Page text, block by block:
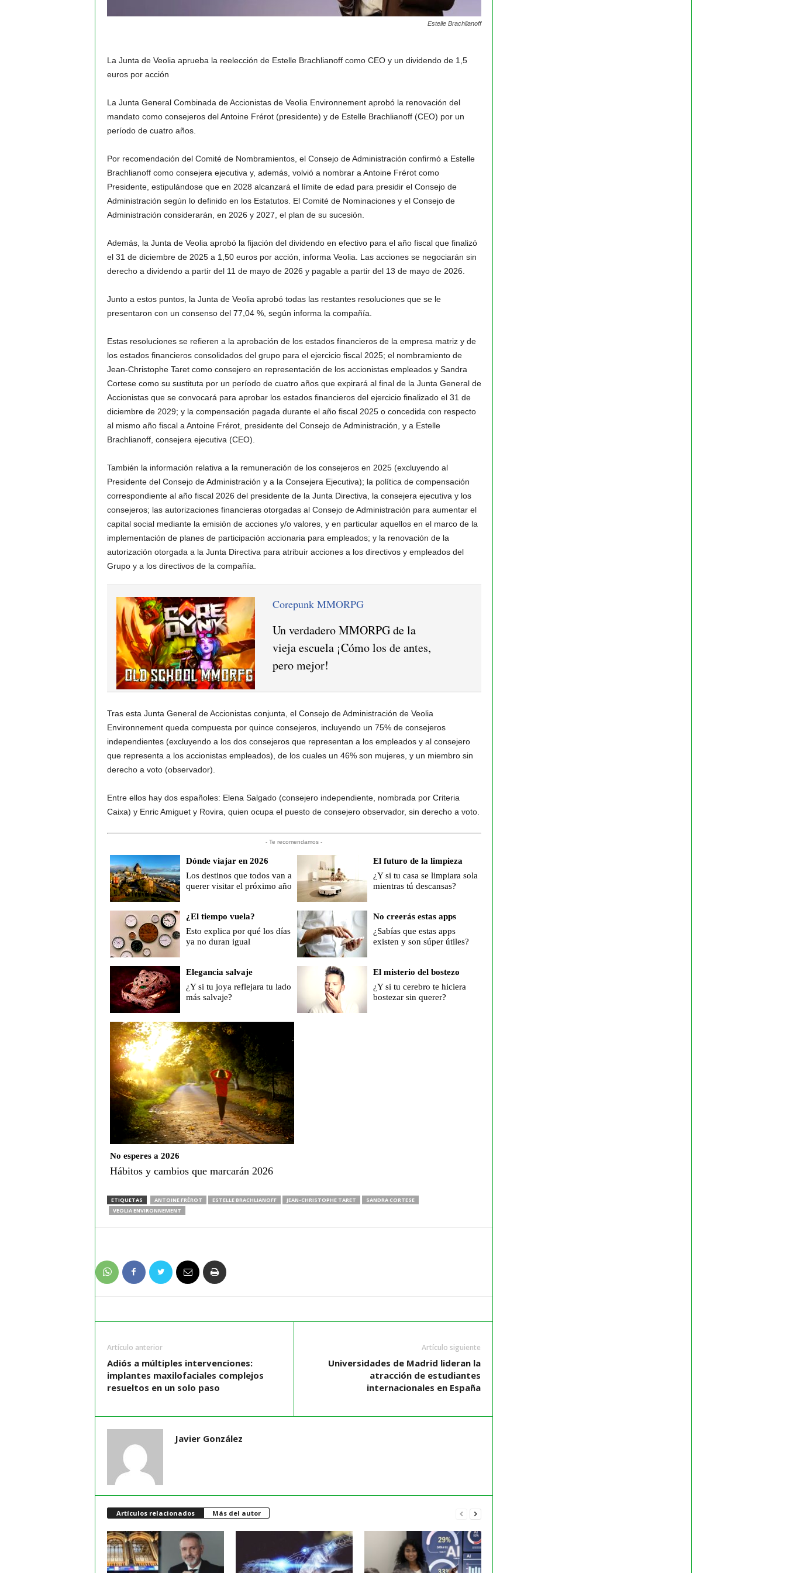
Estelle Brachlianoff
La Junta de Veolia aprueba la reelección de Estelle Brachlianoff como CEO y un dividendo de 1,5
euros por acción
La Junta General Combinada de Accionistas de Veolia Environnement aprobó la renovación del
mandato como consejeros del Antoine Frérot (presidente) y de Estelle Brachlianoff (CEO) por un
período de cuatro años.
Por recomendación del Comité de Nombramientos, el Consejo de Administración confirmó a Estelle
Brachlianoff como consejera ejecutiva y, además, volvió a nombrar a Antoine Frérot como
Presidente, estipulándose que en 2028 alcanzará el límite de edad para presidir el Consejo de
Administración según lo definido en los Estatutos. El Comité de Nominaciones y el Consejo de
Administración considerarán, en 2026 y 2027, el plan de su sucesión.
Además, la Junta de Veolia aprobó la fijación del dividendo en efectivo para el año fiscal que finalizó
el 31 de diciembre de 2025 a 1,50 euros por acción, informa Veolia. Las acciones se negociarán sin
derecho a dividendo a partir del 11 de mayo de 2026 y pagable a partir del 13 de mayo de 2026.
Junto a estos puntos, la Junta de Veolia aprobó todas las restantes resoluciones que se le
presentaron con un consenso del 77,04 %, según informa la compañía.
Estas resoluciones se refieren a la aprobación de los estados financieros de la empresa matriz y de
los estados financieros consolidados del grupo para el ejercicio fiscal 2025; el nombramiento de
Jean-Christophe Taret como consejero en representación de los accionistas empleados y Sandra
Cortese como su sustituta por un período de cuatro años que expirará al final de la Junta General de
Accionistas que se convocará para aprobar los estados financieros del ejercicio finalizado el 31 de
diciembre de 2029; y la compensación pagada durante el año fiscal 2025 o concedida con respecto
al mismo año fiscal a Antoine Frérot, presidente del Consejo de Administración, y a Estelle
Brachlianoff, consejera ejecutiva (CEO).
También la información relativa a la remuneración de los consejeros en 2025 (excluyendo al
Presidente del Consejo de Administración y a la Consejera Ejecutiva); la política de compensación
correspondiente al año fiscal 2026 del presidente de la Junta Directiva, la consejera ejecutiva y los
consejeros; las autorizaciones financieras otorgadas al Consejo de Administración para aumentar el
capital social mediante la emisión de acciones y/o valores, y en particular aquellos en el marco de la
implementación de planes de participación accionaria para empleados; y la renovación de la
autorización otorgada a la Junta Directiva para atribuir acciones a los directivos y empleados del
Grupo y a los directivos de la compañía.
Corepunk MMORPG
Un verdadero MMORPG de la
vieja escuela ¡Cómo los de antes,
pero mejor!
Tras esta Junta General de Accionistas conjunta, el Consejo de Administración de Veolia
Environnement queda compuesta por quince consejeros, incluyendo un 75% de consejeros
independientes (excluyendo a los dos consejeros que representan a los empleados y al consejero
que representa a los accionistas empleados), de los cuales un 46% son mujeres, y un miembro sin
derecho a voto (observador).
Entre ellos hay dos españoles: Elena Salgado (consejero independiente, nombrada por Criteria
Caixa) y Enric Amiguet y Rovira, quien ocupa el puesto de consejero observador, sin derecho a voto.
- Te recomendamos -
Dónde viajar en 2026
Los destinos que todos van a
querer visitar el próximo año
El futuro de la limpieza
¿Y si tu casa se limpiara sola
mientras tú descansas?
¿El tiempo vuela?
Esto explica por qué los días
ya no duran igual
No creerás estas apps
¿Sabías que estas apps
existen y son súper útiles?
Elegancia salvaje
¿Y si tu joya reflejara tu lado
más salvaje?
El misterio del bostezo
¿Y si tu cerebro te hiciera
bostezar sin querer?
No esperes a 2026
Hábitos y cambios que marcarán 2026
ETIQUETAS ANTOINE FRÉROT ESTELLE BRACHLIANOFF JEAN-CHRISTOPHE TARET
SANDRA CORTESE
VEOLIA ENVIRONNEMENT
Artículo anterior
Adiós a múltiples intervenciones:
implantes maxilofaciales complejos
resueltos en un solo paso
Artículo siguiente
Universidades de Madrid lideran la
atracción de estudiantes
internacionales en España
Javier González
Artículos relacionados Más del autor